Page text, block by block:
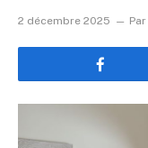
2 décembre 2025 Par